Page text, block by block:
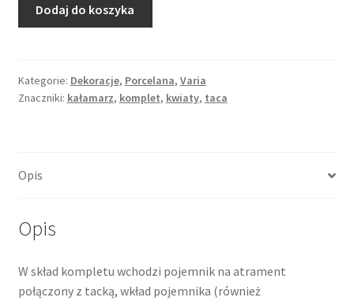
i
pieczęć,
i
Wiedeń
Dodaj do koszyka
Kategorie: Dekoracje, Porcelana, Varia
Znaczniki: kałamarz, komplet, kwiaty, taca
Opis
Opis
W skład kompletu wchodzi pojemnik na atrament
połączony z tacką, wkład pojemnika (również